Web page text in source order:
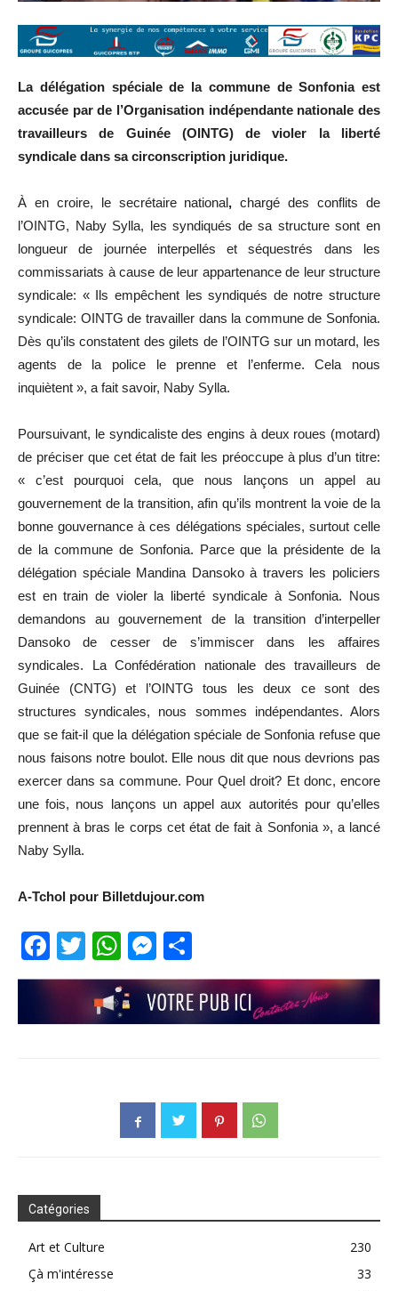
La délégation spéciale de la commune de Sonfonia est
accusée par de l’Organisation indépendante nationale des
travailleurs de Guinée (OINTG) de violer la liberté
syndicale dans sa circonscription juridique.
À en croire, le secrétaire national,chargé des conflits de
l’OINTG, Naby Sylla, les syndiqués de sa structure sont en
longueur de journée interpellés et séquestrés dans les
commissariats à cause de leur appartenance de leur structure
syndicale: « Ils empêchent les syndiqués de notre structure
syndicale: OINTG de travailler dans la commune de Sonfonia.
Dès qu’ils constatent des gilets de l’OINTG sur un motard, les
agents de la police le prenne et l’enferme. Cela nous
inquiètent », a fait savoir, Naby Sylla.
Poursuivant, le syndicaliste des engins à deux roues (motard)
de préciser que cet état de fait les préoccupe à plus d’un titre:
« c’est pourquoi cela, que nous lançons un appel au
gouvernement de la transition, afin qu’ils montrent la voie de la
bonne gouvernance à ces délégations spéciales, surtout celle
de la commune de Sonfonia. Parce que la présidente de la
délégation spéciale Mandina Dansoko à travers les policiers
est en train de violer la liberté syndicale à Sonfonia. Nous
demandons au gouvernement de la transition d’interpeller
Dansoko de cesser de s’immiscer dans les affaires
syndicales. La Confédération nationale des travailleurs de
Guinée (CNTG) et l’OINTG tous les deux ce sont des
structures syndicales, nous sommes indépendantes. Alors
que se fait-il que la délégation spéciale de Sonfonia refuse que
nous faisons notre boulot. Elle nous dit que nous devrions pas
exercer dans sa commune. Pour Quel droit? Et donc, encore
une fois, nous lançons un appel aux autorités pour qu’elles
prennent à bras le corps cet état de fait à Sonfonia », a lancé
Naby Sylla.
A-Tchol pour Billetdujour.com
Facebook
TwitterWhatsApp
Messenger
Catégories
Art et Culture
230
Çà m'intéresse
33